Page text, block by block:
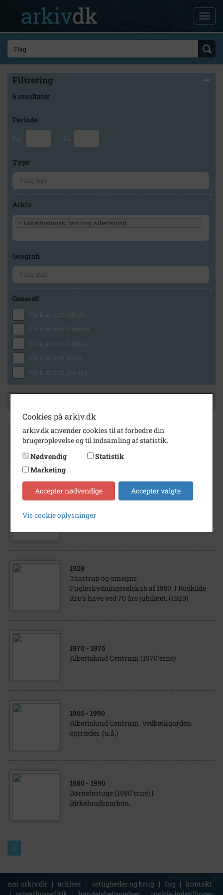
Filtrering
6 resultater
Periode
Fra Til
Type
Arkiv
× Lokalhistorisk Samling Albertslund
Geografi
Generelt
Vis kun med billeder
Vis kun med filmklip
Vis kun med lydklip
Vis kun med kilder
Vis kun med geo-tag
1963
Albertslund Station. Fra Indvielsen. (1963)
1929
Taastrup og omegns
Fugleskydningsselskab af 1859. I Roskilde
Kro's have ved 70 års jubilæet. (1929)
1970 - 1975
Albertslund Centrum (1970'erne)
1965 - 1990
Albertslund Centrum. Vedbækgarden
optræder. (u.å.)
1980 - 1990
Børnefestuge (1980'erne) I
Birkelundsparken.
1
om arkiv.dk | arkiver | rettigheder og brug | faq | kontakt
Cookies på arkiv.dk
arkiv.dk anvender cookies til at forbedre din
brugeroplevelse og til indsamling af statistik.
Nødvendig
Statistik
Marketing
Accepter nødvendige Accepter valgte
Vis cookie oplysninger